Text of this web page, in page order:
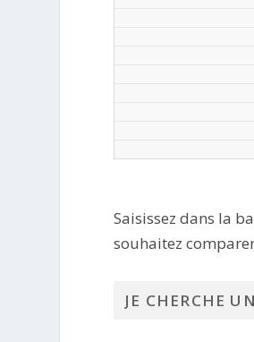
Saisissez dans la
souhaitez